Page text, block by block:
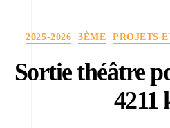
2025-2026 3ÈME PROJETS
Sortie théâtre
4211